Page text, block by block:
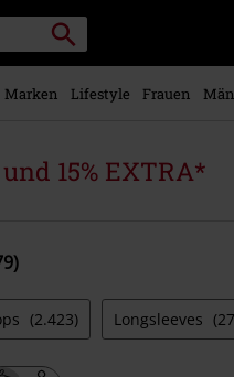
Packstation
suchen
Marken Lifestyle Frauen
15% EXTRA*
(2.423) Longsleeves